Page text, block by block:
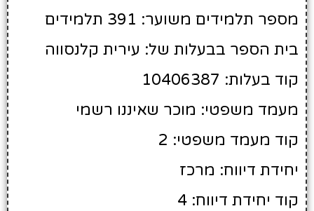
מספר תלמידים משוער: 391 תלמידים
בית הספר בבעלות של: עירית קלנסווה
קוד בעלות: 10406387
מעמד משפטי: מוכר שאיננו רשמי
קוד מעמד משפטי: 2
יחידת דיווח: מרכז
קוד יחידת דיווח: 4